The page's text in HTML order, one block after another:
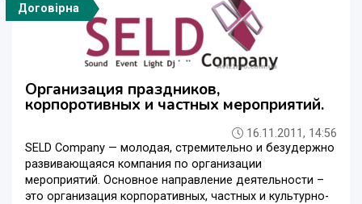
Договірна
Организация праздников,
корпоротивных и частных мероприятий.
16.11.2011, 14:56
SELD Company — молодая, стремительно и безудержно
развивающаяся компания по организации
мероприятий. Основное направление деятельности –
это организация корпоративных, частных и культурно-